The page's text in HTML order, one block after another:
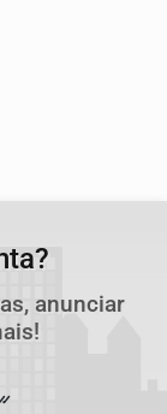
anunciar